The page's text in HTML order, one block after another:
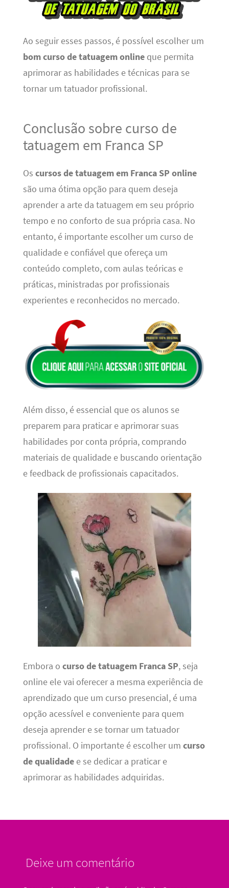
Ao seguir esses passos, é possível escolher um
bom curso de tatuagem onlineque permita
aprimorar as habilidades e técnicas para se
tornar um tatuador profissional.
Conclusão sobre curso de
tatuagem em Franca SP
Os cursos de tatuagem em Franca SP online
são uma ótima opção para quem deseja
aprender a arte da tatuagem em seu próprio
tempo e no conforto de sua própria casa. No
entanto, é importante escolher um curso de
qualidade e confiável que ofereça um
conteúdo completo, com aulas teóricas e
práticas, ministradas por profissionais
experientes e reconhecidos no mercado.
Além disso, é essencial que os alunos se
preparem para praticar e aprimorar suas
habilidades por conta própria, comprando
materiais de qualidade e buscando orientação
e feedback de profissionais capacitados.
Embora o curso de tatuagem Franca SP, seja
online ele vai oferecer a mesma experiência de
aprendizado que um curso presencial, é uma
opção acessível e conveniente para quem
deseja aprender e se tornar um tatuador
profissional. O importante é escolher um curso
de qualidadee se dedicar a praticar e
aprimorar as habilidades adquiridas.
Deixe um comentário